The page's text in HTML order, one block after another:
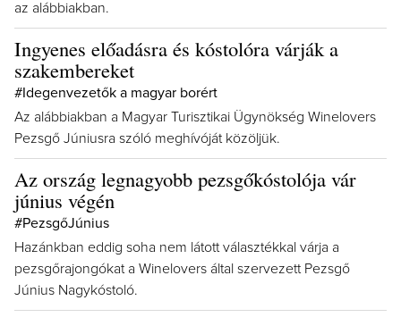
az alábbiakban.
Ingyenes előadásra és kóstolóra várják a
szakembereket
#Idegenvezetők a magyar borért
Az alábbiakban a Magyar Turisztikai Ügynökség Winelovers
Pezsgő Júniusra szóló meghívóját közöljük.
Az ország legnagyobb pezsgőkóstolója vár
június végén
#PezsgőJúnius
Hazánkban eddig soha nem látott választékkal várja a
pezsgőrajongókat a Winelovers által szervezett Pezsgő
Június Nagykóstoló.